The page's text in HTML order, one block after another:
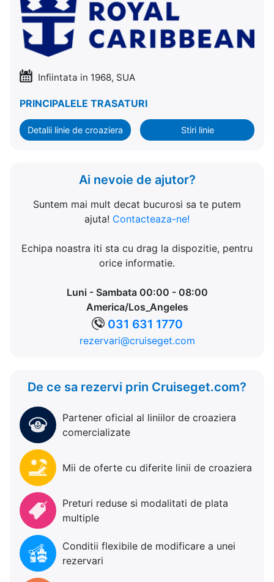
Infiintata in 1968, SUA
PRINCIPALELE TRASATURI
Detalii linie de croaziera Stiri linie
Ai nevoie de ajutor?
Suntem mai mult decat bucurosi sa te putem
ajuta! Contacteaza-ne!
Echipa noastra iti sta cu drag la dispozitie, pentru
orice informatie.
Luni - Sambata 00:00 - 08:00
America/Los_Angeles
031 631 1770
rezervari@cruiseget.com
De ce sa rezervi prin Cruiseget.com?
Partener oficial al liniilor de croaziera
comercializate
Mii de oferte cu diferite linii de croaziera
Preturi reduse si modalitati de plata
multiple
Conditii flexibile de modificare a unei
rezervari